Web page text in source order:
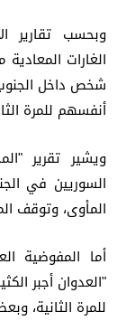
وبحسب تقارير
شخص داخل الجنوب
أنفسهم للمرة
ويشير تقرير
السوريين في
المأوى، وتوقف
"العدوان أجبر
للمرة الثانية،